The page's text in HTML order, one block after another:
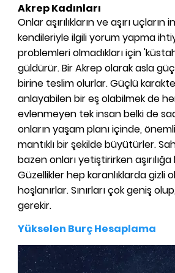
Akrep Kadınları
Onlar aşırılıkların ve aşırı
kendileriyle ilgili yorum yapma
problemleri olmadıkları için
güldürür. Bir Akrep olarak asla
birine teslim olurlar. Güçlü
anlayabilen bir eş olabilmek de
evlenmeyen tek insan belki de
onların yaşam planı içinde,
mantıklı bir şekilde büyütürler.
bazen onları yetiştirirken
Güzellikler hep karanlıklarda gizli
hoşlanırlar. Sınırları çok geniş
gerekir.
Yükselen Burç Hesaplama